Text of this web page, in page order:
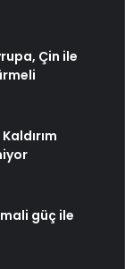
Çin ile
güç ile